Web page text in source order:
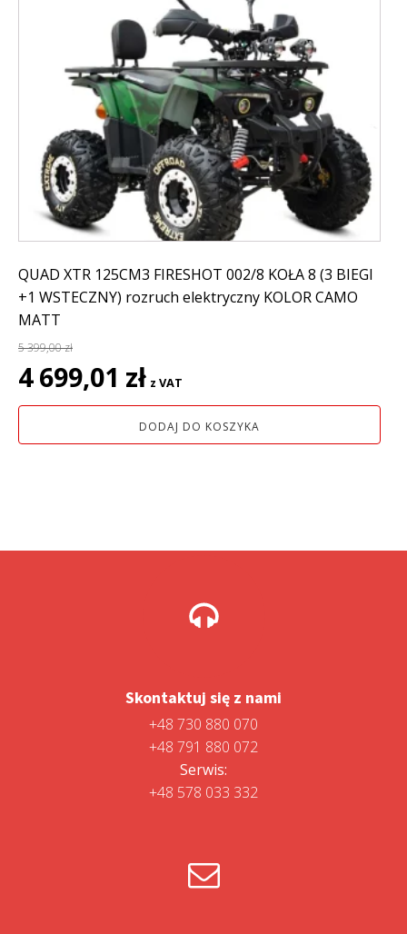
QUAD XTR 125CM3 FIRESHOT 002/8 KOŁA 8 (3 BIEGI
+1 WSTECZNY) rozruch elektryczny KOLOR CAMO
MATT
5 399,00zł
Pierwotna
cena
wynosiła:
4 699,01 zł cena
wynosi:
4
z VAT
DODAJ DO KOSZYKA
Skontaktuj się z nami
+48 730 880 070
+48 791 880 072
Serwis:
+48 578 033 332